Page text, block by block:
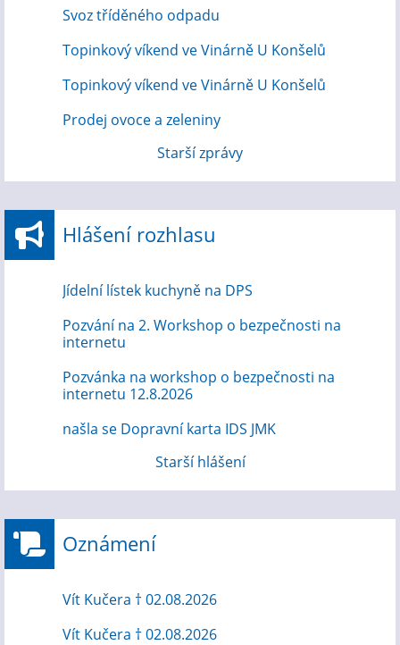
Svoz tříděného odpadu
Topinkový víkend ve Vinárně U Konšelů
Topinkový víkend ve Vinárně U Konšelů
Prodej ovoce a zeleniny
Starší zprávy
Hlášení rozhlasu
Jídelní lístek kuchyně na DPS
Pozvání na 2. Workshop o bezpečnosti na
internetu
Pozvánka na workshop o bezpečnosti na
internetu 12.8.2026
našla se Dopravní karta IDS JMK
Starší hlášení
Oznámení
Vít Kučera † 02.08.2026
Vít Kučera † 02.08.2026